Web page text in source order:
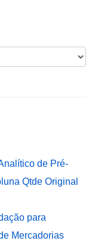
de Pré-
Qtde Original
para
Mercadorias